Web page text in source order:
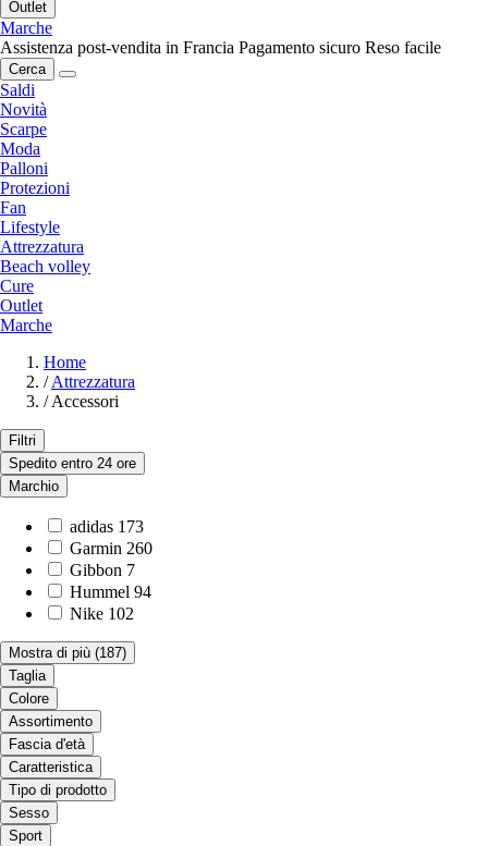
Outlet
Marche
Assistenza post-vendita in Francia Pagamento sicuro Reso facile
Cerca
Saldi
Novità
Scarpe
Moda
Palloni
Protezioni
Fan
Lifestyle
Attrezzatura
Beach volley
Cure
Outlet
Marche
Home
/Attrezzatura
/Accessori
Filtri
Spedito entro 24 ore
Marchio
adidas 173
Garmin 260
Gibbon 7
Hummel 94
Nike 102
Mostra di più (187)
Taglia
Colore
Assortimento
Fascia d'età
Caratteristica
Tipo di prodotto
Sesso
Sport